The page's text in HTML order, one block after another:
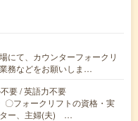
にて、カウンターフォークリ
務などをお願いしま…
要 / 英語力不要
〇フォークリフトの資格・実
ター、主婦(夫) …